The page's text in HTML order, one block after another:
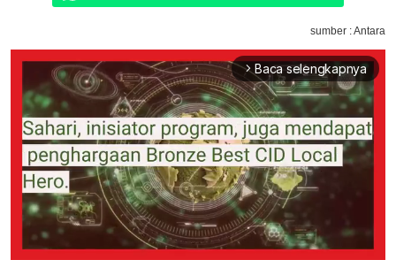
sumber : Antara
arrow_forward_ios Baca selengkapnya